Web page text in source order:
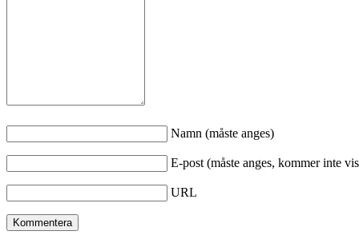
Namn (måste anges)
E-post (måste anges, kommer inte
URL